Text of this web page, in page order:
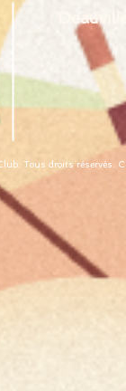
Tous droits réservés.